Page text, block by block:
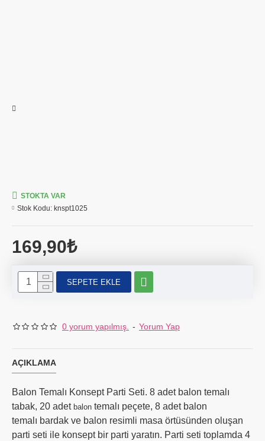
0 yorum yapılmış. - Yorum Yap
169,90₺
STOKTA VAR
Stok Kodu: knspt1025
SEPETE EKLE
AÇIKLAMA
Balon Temalı Konsept Parti Seti. 8 adet balon temalı
tabak, 20 adet balon temalı peçete, 8 adet balon
temalı bardak ve balon resimli masa örtüsünden oluşan
parti seti ile konsept bir parti yaratın. Parti seti toplamda 4